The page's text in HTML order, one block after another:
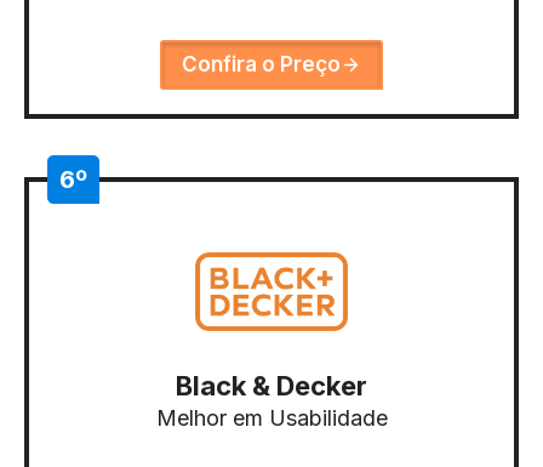
Confira o Preço
6º
Black & Decker
Melhor em Usabilidade